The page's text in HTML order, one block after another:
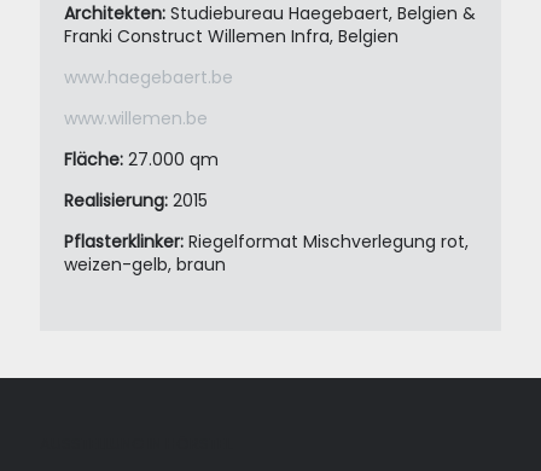
Architekten: Studiebureau Haegebaert, Belgien &
Franki Construct Willemen Infra, Belgien
www.haegebaert.be
www.willemen.be
Fläche: 27.000 qm
Realisierung: 2015
Pflasterklinker: Riegelformat Mischverlegung rot,
weizen-gelb, braun